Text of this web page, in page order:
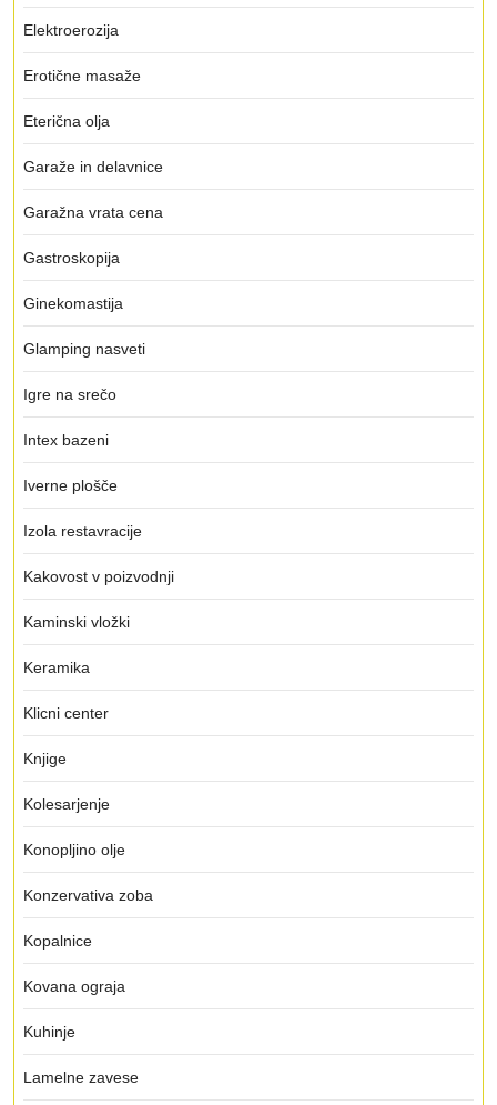
Elektroerozija
Erotične masaže
Eterična olja
Garaže in delavnice
Garažna vrata cena
Gastroskopija
Ginekomastija
Glamping nasveti
Igre na srečo
Intex bazeni
Iverne plošče
Izola restavracije
Kakovost v poizvodnji
Kaminski vložki
Keramika
Klicni center
Knjige
Kolesarjenje
Konopljino olje
Konzervativa zoba
Kopalnice
Kovana ograja
Kuhinje
Lamelne zavese